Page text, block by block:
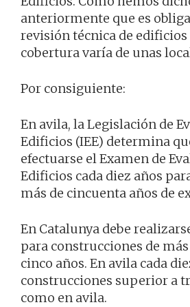
anteriormente que es
revisión técnica de edificios
cobertura varía de unas
Por consiguiente:
En avila, la Legislación de
Edificios (IEE) determina
efectuarse el Examen de
Edificios cada diez años
más de cincuenta años de
En Catalunya debe
para construcciones de
cinco años. En avila cada
construcciones superior a
como en avila.